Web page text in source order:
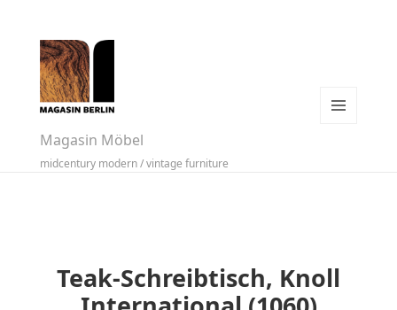
Magasin Möbel
midcentury modern / vintage furniture
Teak-Schreibtisch, Knoll